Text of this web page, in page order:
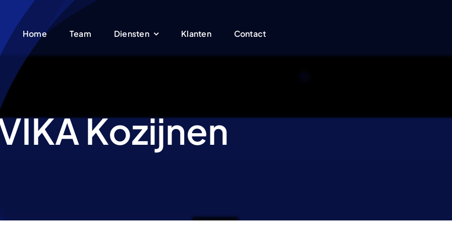
Home Team Diensten Klanten Contact
Kozijnen